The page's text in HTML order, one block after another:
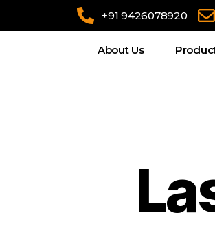
+91 9426078920
About Us